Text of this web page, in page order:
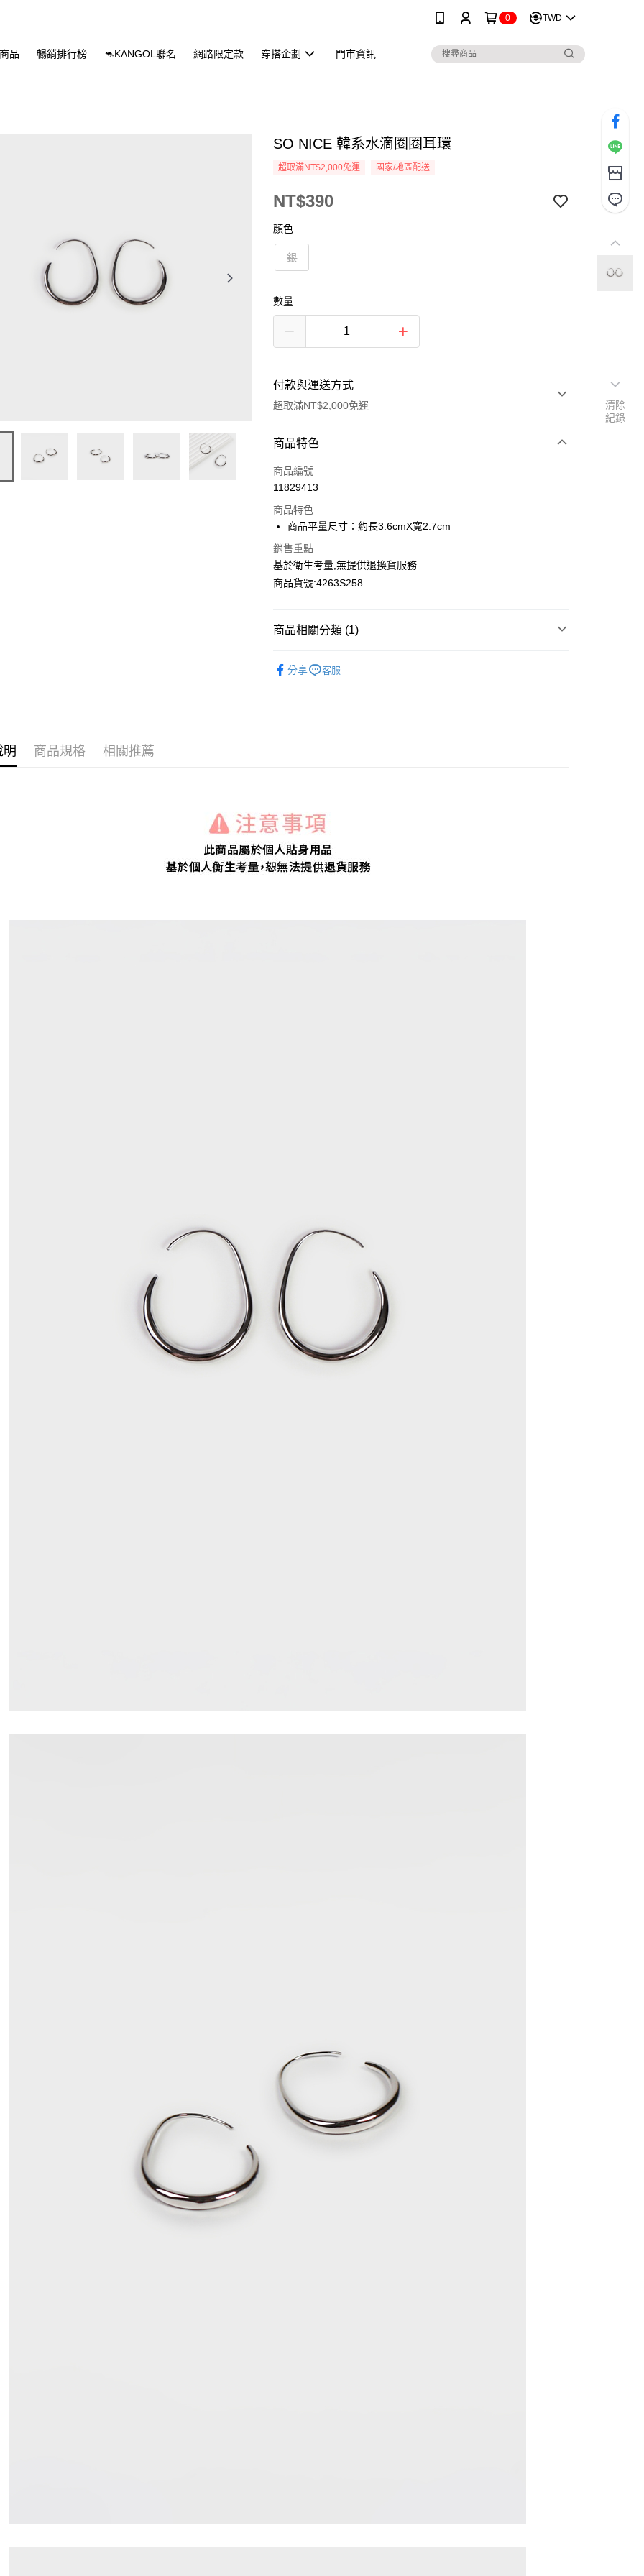
0 TWD
品 暢銷排行榜 🦘KANGOL聯名 網路限定款 穿搭企劃 門市資訊
SO NICE 韓系水滴圈圈耳環
超取滿NT$2,000免運 國家/地區配送
NT$390
顏色
銀
數量
付款與運送方式
超取滿NT$2,000免運
付款方式
信用卡一次付款
LINE Pay
Apple Pay
運送方式
每筆NT$80，滿NT$2,000(含以上)免運費
宅配
每筆NT$120，滿NT$2,000(含以上)免運費
商品特色
商品編號
11829413
商品特色
商品平量尺寸：約長3.6cmX寬2.7cm
銷售重點
基於衛生考量,無提供退換貨服務
商品貨號:4263S258
商品相關分類 (1)
分享
客服
明 商品規格 相關推薦
清除
紀錄